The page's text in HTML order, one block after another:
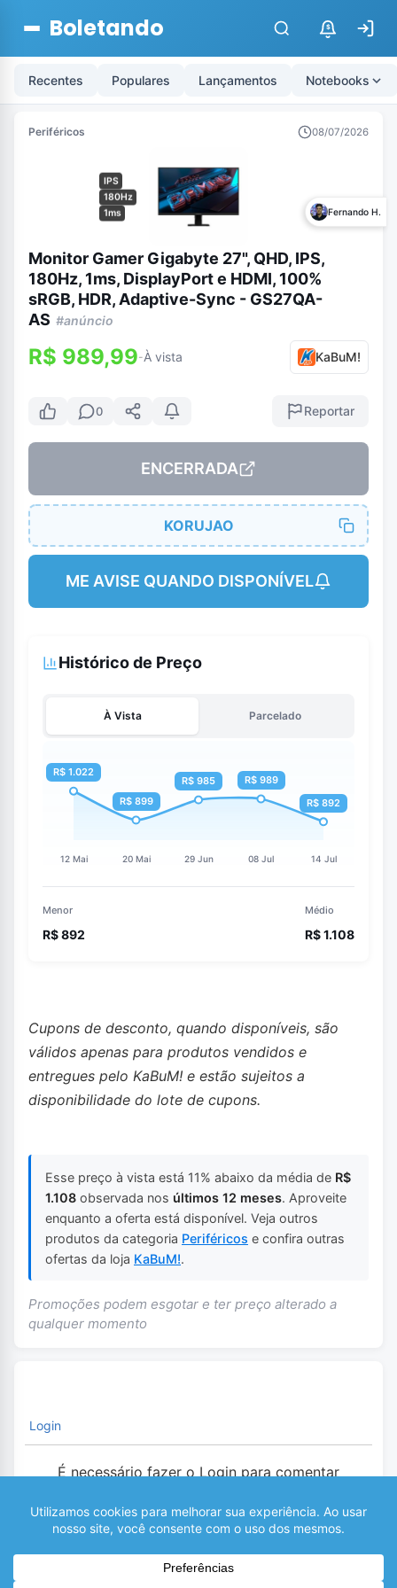
Boletando $
Recentes Populares Lançamentos Notebooks
Periféricos 08/07/2026
IPS
180Hz
1ms
Fernando H.
Monitor Gamer Gigabyte 27", QHD, IPS,
180Hz, 1ms, DisplayPort e HDMI, 100%
sRGB, HDR, Adaptive-Sync - GS27QA-
AS #anúncio
R$ 989,99-À vista KaBuM!
0 Reportar
ENCERRADA
KORUJAO
ME AVISE QUANDO DISPONÍVEL
Histórico de Preço
À Vista Parcelado
Menor
R$ 892
Médio
R$ 1.108
Cupons de desconto, quando disponíveis, são
válidos apenas para produtos vendidos e
entregues pelo KaBuM! e estão sujeitos a
disponibilidade do lote de cupons.
Esse preço à vista está 11% abaixo da média de R$
1.108 observada nos últimos 12 meses. Aproveite
enquanto a oferta está disponível. Veja outros
produtos da categoria Periféricos e confira outras
ofertas da loja KaBuM!.
Promoções podem esgotar e ter preço alterado a
qualquer momento
Login
É necessário fazer o Login para comentar
0 COMENTÁRIOS